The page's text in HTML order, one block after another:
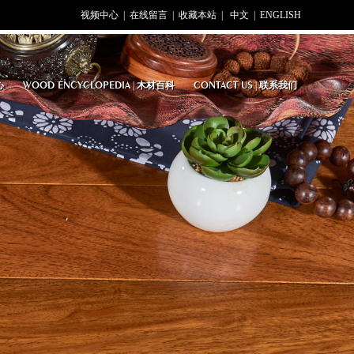
视频中心| 在线留言| 收藏本站| 中文 ENGLISH
WOOD ENCYCLOPEDIA|木材百科 CONTACT US|联系我们